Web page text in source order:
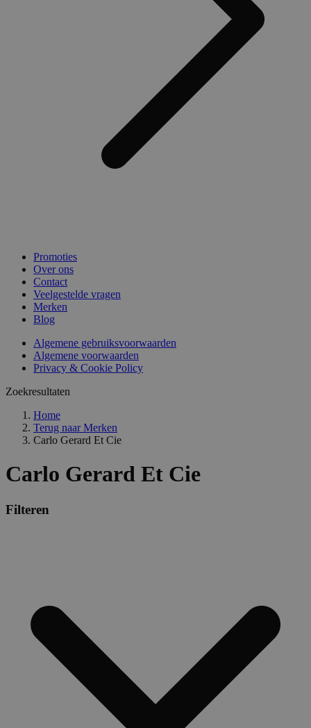
Promoties
Over ons
Contact
Veelgestelde vragen
Merken
Blog
Algemene gebruiksvoorwaarden
Algemene voorwaarden
Privacy & Cookie Policy
Zoekresultaten
Home
Terug naar Merken
Carlo Gerard Et Cie
Carlo Gerard Et Cie
Filteren